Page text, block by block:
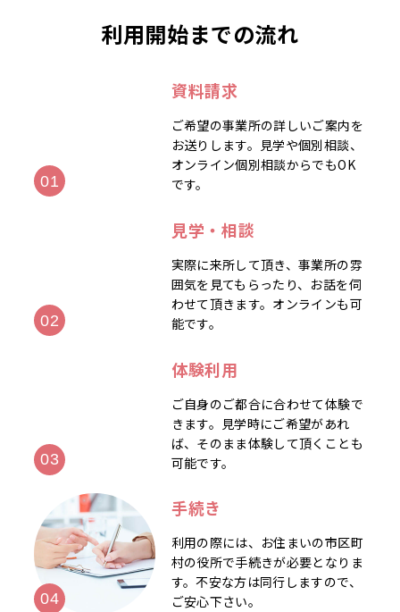
利用開始までの流れ
資料請求
ご希望の事業所の詳しいご案内を
お送りします。見学や個別相談、
オンライン個別相談からでもOK
です。
見学・相談
実際に来所して頂き、事業所の雰
囲気を見てもらったり、お話を伺
わせて頂きます。オンラインも可
能です。
体験利用
ご自身のご都合に合わせて体験で
きます。見学時にご希望があれ
ば、そのまま体験して頂くことも
可能です。
手続き
利用の際には、お住まいの市区町
村の役所で手続きが必要となりま
す。不安な方は同行しますので、
ご安心下さい。